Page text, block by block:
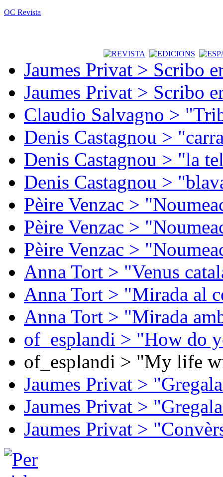
OC Revista
Jaumes Privat > Scribo
Jaumes Privat > Scribo
Claudio Salvagno >
Denis Castagnou >
Denis Castagnou > "la
Denis Castagnou >
Pèire Venzac >
Pèire Venzac >
Pèire Venzac >
Anna Tort > "Venus
Anna Tort > "Mirada al
Anna Tort > "Mirada
of_esplandi > "How do
of_esplandi > "My life
Jaumes Privat >
Jaumes Privat >
Jaumes Privat >